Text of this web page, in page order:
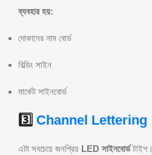
ব্যবহার হয়:
দোকানের নাম বোর্ড
বিল্ডিং সাইন
মার্কেট সাইনবোর্ড
3️⃣ Channel Lettering
এটা সবচেয়ে জনপ্রিয় LED সাইনবোর্ডটাইপ।